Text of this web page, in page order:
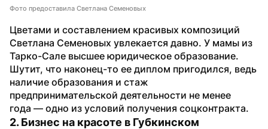
Фото предоставила Светлана Семеновых
Цветами и составлением красивых композиций
Светлана Семеновых увлекается давно. У мамы из
Тарко-Сале высшее юридическое образование.
Шутит, что наконец-то ее диплом пригодился, ведь
наличие образования и стаж
предпринимательской деятельности не менее
года — одно из условий получения соцконтракта.
2. Бизнес на красоте в Губкинском